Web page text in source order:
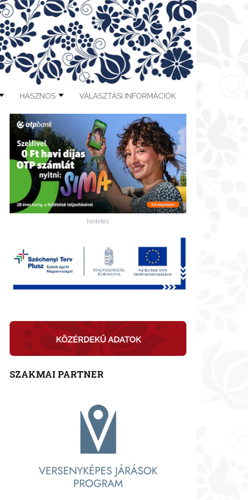
HASZNOS VÁLASZTÁSI INFORMÁCIÓK
hirdetés
SZAKMAI PARTNER